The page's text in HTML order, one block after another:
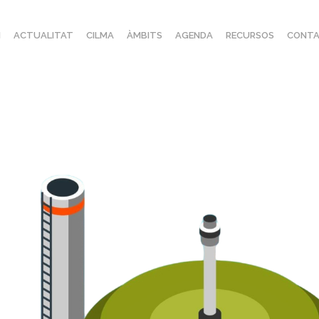
ACTUALITAT CILMA ÀMBITS AGENDA RECURSOS